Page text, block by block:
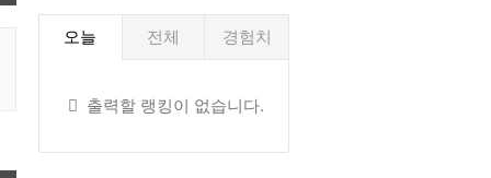
오늘 전체 경험치
출력할 랭킹이 없습니다.